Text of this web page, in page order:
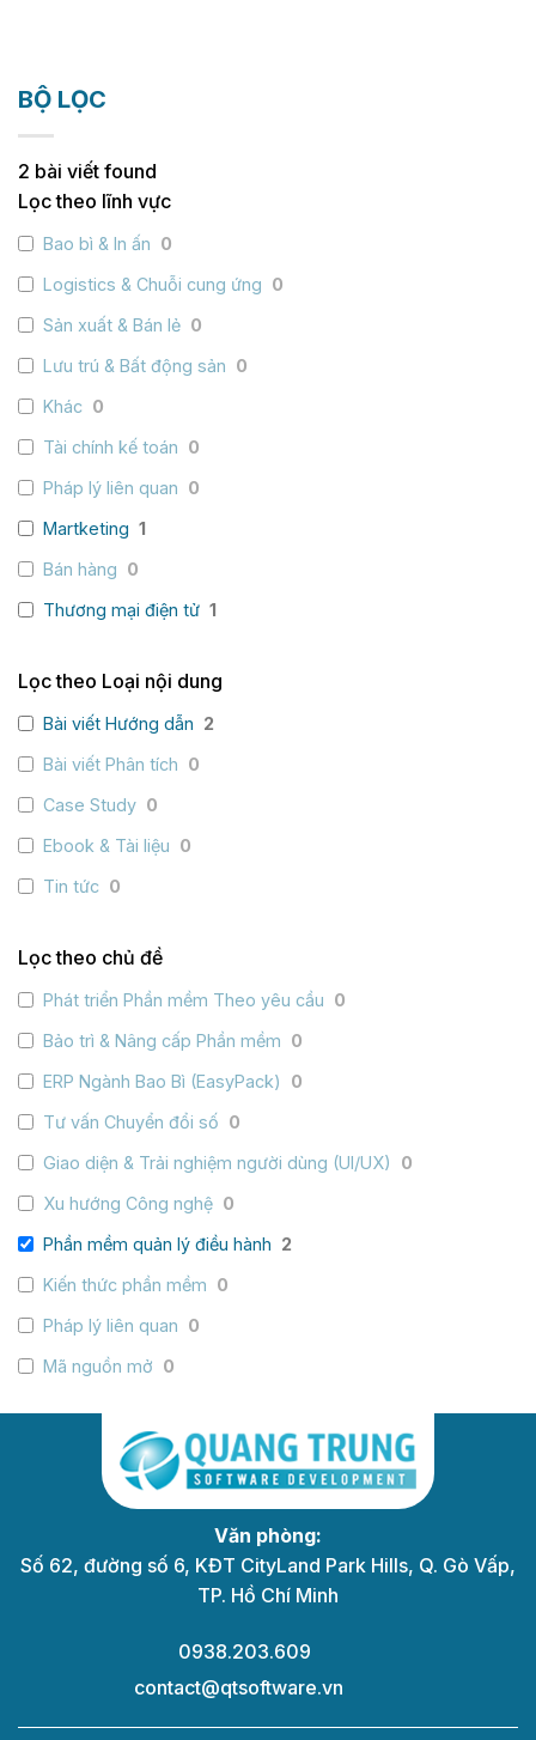
BỘ LỌC
2 bài viết found
Lọc theo lĩnh vực
Bao bì & In ấn 0
Logistics & Chuỗi cung ứng 0
Sản xuất & Bán lẻ 0
Lưu trú & Bất động sản 0
Khác 0
Tài chính kế toán 0
Pháp lý liên quan 0
Martketing 1
Bán hàng 0
Thương mại điện tử 1
Lọc theo Loại nội dung
Bài viết Hướng dẫn 2
Bài viết Phân tích 0
Case Study 0
Ebook & Tài liệu 0
Tin tức 0
Lọc theo chủ đề
Phát triển Phần mềm Theo yêu cầu 0
Bảo trì & Nâng cấp Phần mềm 0
ERP Ngành Bao Bì (EasyPack)
0
Tư vấn Chuyển đổi số 0
Giao diện & Trải nghiệm người dùng (UI/UX)
0
Xu hướng Công nghệ 0
Phần mềm quản lý điều hành 2
Kiến thức phần mềm 0
Pháp lý liên quan 0
Mã nguồn mở 0
Văn phòng:
Số 62, đường số 6, KĐT CityLand Park Hills, Q. Gò Vấp,
TP. Hồ Chí Minh
0938.203.609
contact@qtsoftware.vn